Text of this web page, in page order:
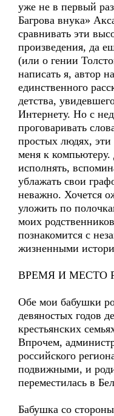
уже не в первый
Багрова внука»
сравнивать эти
произведения, да
(или о гении
написать я, автор
единственного
детства,
Интернету. Но с
проговаривать
простых людях, эти
меня к компьютеру.
исполнять,
ублажать свои
неважно. Хочется
уложить по
моих
познакомится с
жизненными
ВРЕМЯ И МЕСТО
Обе мои бабушки
девяностых годов
крестьянских
Впрочем,
российского
подвижными, и
переместилась в
Бабушка со